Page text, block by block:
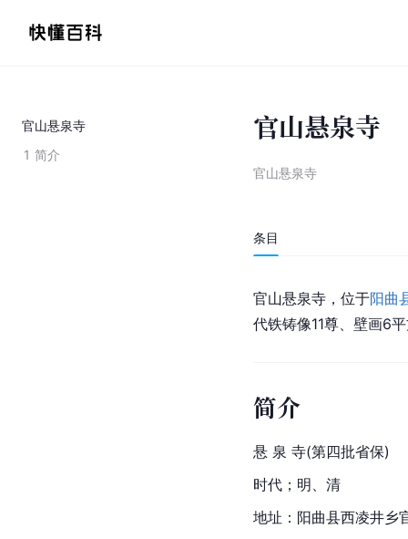
官山悬泉寺
1 简介
官山悬泉寺
官山悬泉寺
条目
官山悬泉寺，位于阳曲
代铁铸像11尊、壁画6
简介
悬 泉 寺(第四批省保)
时代；明、清
地址：阳曲县西凌井乡